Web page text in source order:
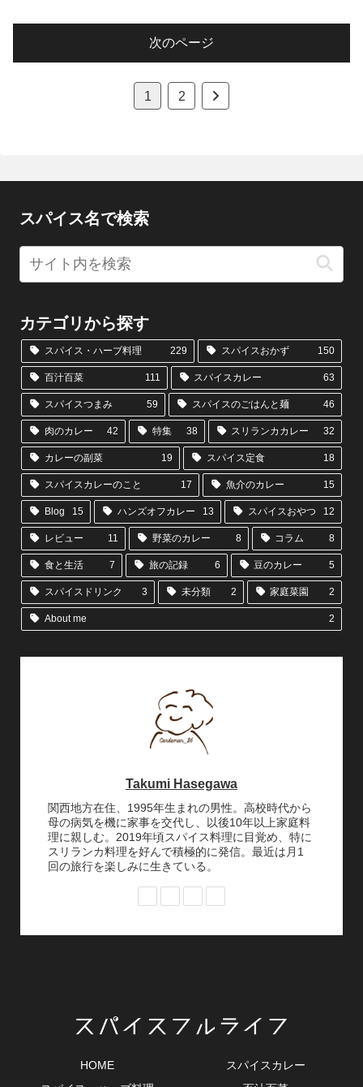
次のページ
1 2
次
スパイス名で検索
カテゴリから探す
スパイス・ハーブ料理 229 スパイスおかず 150
百汁百菜 111 スパイスカレー 63
スパイスつまみ 59 スパイスのごはんと麺 46
肉のカレー 42 特集 38 スリランカカレー 32
カレーの副菜 19 スパイス定食 18
スパイスカレーのこと 17 魚介のカレー 15
Blog 15 ハンズオフカレー 13 スパイスおやつ 12
レビュー 11 野菜のカレー 8 コラム 8
食と生活 7 旅の記録 6 豆のカレー 5
スパイスドリンク 3 未分類 2 家庭菜園 2
About me 2
Takumi Hasegawa
関西地方在住、1995年生まれの男性。高校時代から
母の病気を機に家事を交代し、以後10年以上家庭料
理に親しむ。2019年頃スパイス料理に目覚め、特に
スリランカ料理を好んで積極的に発信。最近は月1
回の旅行を楽しみに生きている。
HOME
スパイスカレー